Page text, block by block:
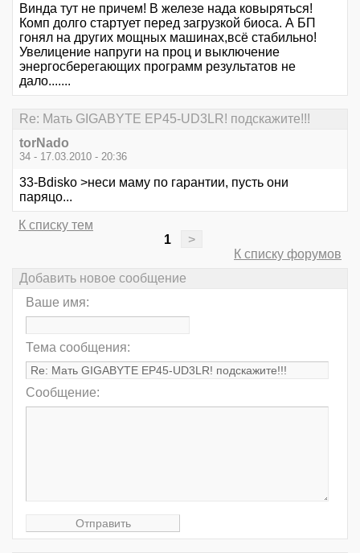
Винда тут не причем! В железе нада ковыряться!
Комп долго стартует перед загрузкой биоса. А БП
гонял на других мощных машинах,всё стабильно!
Увелицение напруги на проц и выключение
энергосберегающих программ результатов не
дало.......
Re: Мать GIGABYTE EP45-UD3LR! подскажите!!!
torNado
34 - 17.03.2010 - 20:36
33-Bdisko >неси маму по гарантии, пусть они
паряцо...
К списку тем
1
>
К списку форумов
Добавить новое сообщение
Ваше имя:
Тема сообщения:
Сообщение: